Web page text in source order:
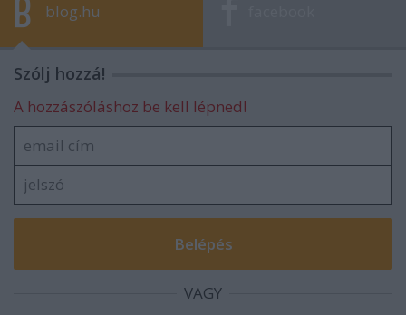
blog.hu
Szólj hozzá!
A hozzászóláshoz be kell lépned!
VAGY